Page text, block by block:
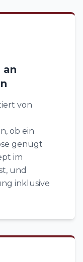
an
von
ob ein
genügt
im
und
inklusive